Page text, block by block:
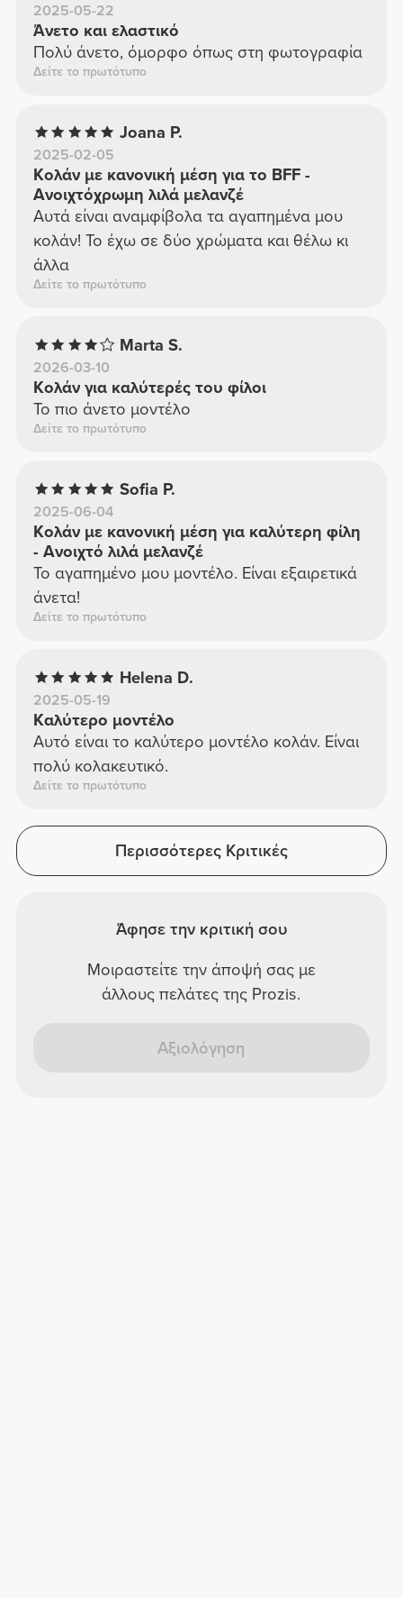
2025-05-22
Άνετο και ελαστικό
Πολύ άνετο, όμορφο όπως στη φωτογραφία
Δείτε το πρωτότυπο
Joana P.
2025-02-05
Κολάν με κανονική μέση για το BFF -
Ανοιχτόχρωμη λιλά μελανζέ
Αυτά είναι αναμφίβολα τα αγαπημένα μου
κολάν! Το έχω σε δύο χρώματα και θέλω κι
άλλα
Δείτε το πρωτότυπο
Marta S.
2026-03-10
Κολάν για καλύτερές του φίλοι
Το πιο άνετο μοντέλο
Δείτε το πρωτότυπο
Sofia P.
2025-06-04
Κολάν με κανονική μέση για καλύτερη φίλη
- Ανοιχτό λιλά μελανζέ
Το αγαπημένο μου μοντέλο. Είναι εξαιρετικά
άνετα!
Δείτε το πρωτότυπο
Helena D.
2025-05-19
Καλύτερο μοντέλο
Αυτό είναι το καλύτερο μοντέλο κολάν. Είναι
πολύ κολακευτικό.
Δείτε το πρωτότυπο
Περισσότερες Κριτικές
Άφησε την κριτική σου
Μοιραστείτε την άποψή σας με
άλλους πελάτες της Prozis.
Αξιολόγηση